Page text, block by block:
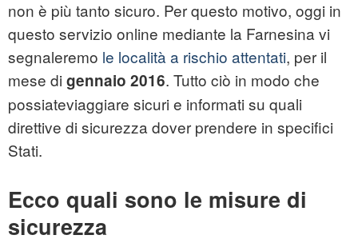
non è più tanto sicuro. Per questo motivo, oggi in
questo servizio online mediante la Farnesina vi
segnaleremo le località a rischio attentati, per il
mese di gennaio 2016. Tutto ciò in modo che
possiateviaggiare sicuri e informati su quali
direttive di sicurezza dover prendere in specifici
Stati.
Ecco quali sono le misure di
sicurezza